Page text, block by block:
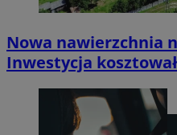
Nowa nawierzchnia
Inwestycja